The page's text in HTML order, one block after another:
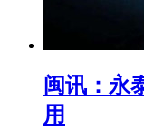
闽讯：永
用